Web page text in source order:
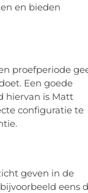
en bieden
proefperiode
Een goede
hiervan is Matt
configuratie te
geven in de
eens